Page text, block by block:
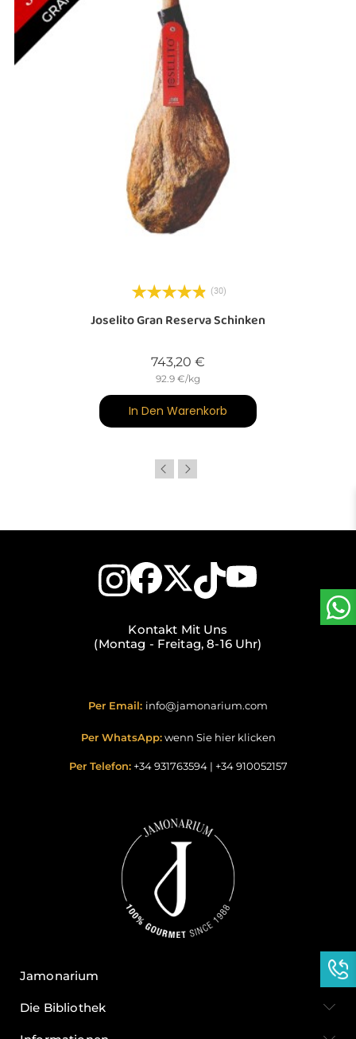
(30)
Joselito Gran Reserva Schinken
743,20 €
92.9 €/kg
In Den Warenkorb
Kontakt Mit Uns
(Montag - Freitag, 8-16 Uhr)
Per Email: info@jamonarium.com
Per WhatsApp: wenn Sie hier klicken
Per Telefon: +34 931763594| +34 910052157
Jamonarium
Die Bibliothek